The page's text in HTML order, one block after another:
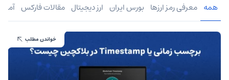
همه معرفی رمز ارزها بورس ایران ارز دیجیتال مقالات فارکس
خواندن مطلب